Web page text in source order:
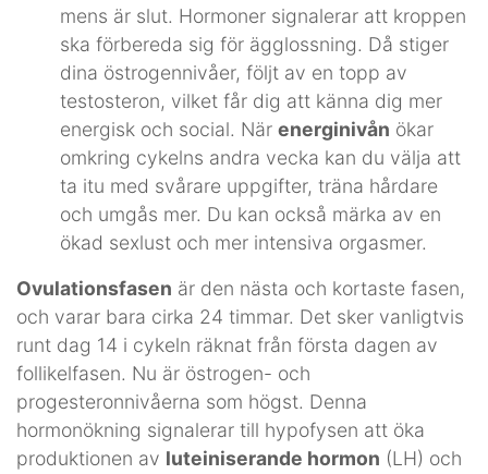
mens är slut. Hormoner signalerar att kroppen
ska förbereda sig för ägglossning. Då stiger
dina östrogennivåer, följt av en topp av
testosteron, vilket får dig att känna dig mer
energisk och social. När energinivån ökar
omkring cykelns andra vecka kan du välja att
ta itu med svårare uppgifter, träna hårdare
och umgås mer. Du kan också märka av en
ökad sexlust och mer intensiva orgasmer.
Ovulationsfasen är den nästa och kortaste fasen,
och varar bara cirka 24 timmar. Det sker vanligtvis
runt dag 14 i cykeln räknat från första dagen av
follikelfasen. Nu är östrogen- och
progesteronnivåerna som högst. Denna
hormonökning signalerar till hypofysen att öka
produktionen av luteiniserande hormon (LH) och